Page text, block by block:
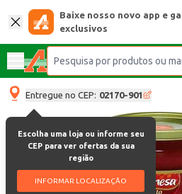
Baixe nosso novo app e
exclusivos
Entregue no CEP: 02170-901
Escolha uma loja ou informe seu
CEP para ver ofertas da sua
região
INFORMAR LOCALIZAÇÃO